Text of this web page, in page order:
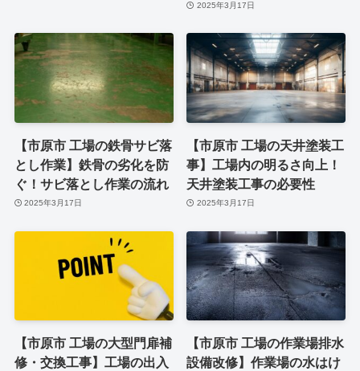
2025年3月17日
【市原市 工場の鉄骨サビ落
とし作業】鉄骨の劣化を防
ぐ！サビ落とし作業の流れ
2025年3月17日
【市原市 工場の天井塗装工
事】工場内の明るさ向上！
天井塗装工事の必要性
2025年3月17日
【市原市 工場の大型門扉補
修・交換工事】工場の出入
【市原市 工場の作業場排水
設備改修】作業場の水はけ